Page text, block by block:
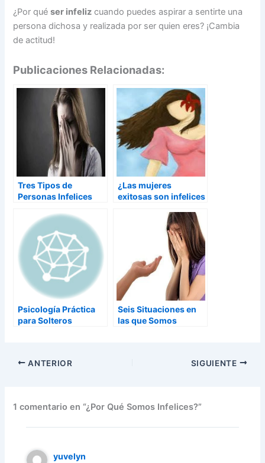
¿Por quéser infeliz cuando puedes aspirar a sentirte una
persona dichosa y realizada por ser quien eres? ¡Cambia
de actitud!
Publicaciones Relacionadas:
Tres Tipos de
Personas Infelices
¿Las mujeres
exitosas son infelices
Psicología Práctica
para Solteros
Seis Situaciones en
las que Somos
ANTERIOR SIGUIENTE
1 comentario en “¿Por Qué Somos Infelices?”
yuvelyn